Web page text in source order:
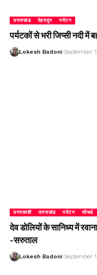
उत्तराखंड देहरादून पर्यटन
पर्यटकों से भरी जिप्सी नदी में
Lokesh Badoni September
उत्तरकाशी उत्तराखंड पर्यटन फीचर्ड
देव डोलियों के सानिध्य में
-सरुताल
Lokesh Badoni September